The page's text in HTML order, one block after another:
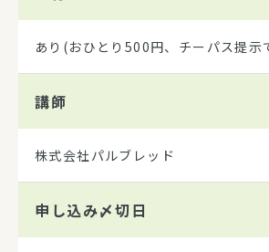
あり(おひとり500円、チーパス提
講師
株式会社パルブレッド
申し込み〆切日